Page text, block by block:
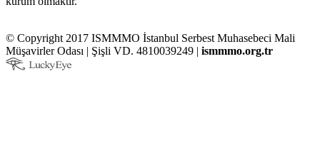
© Copyright 2017 ISMMMO İstanbul Serbest Muhasebeci Mali
Müşavirler Odası | Şişli VD. 4810039249 | ismmmo.org.tr